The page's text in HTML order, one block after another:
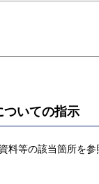
ついての指示
料等の該当箇所を